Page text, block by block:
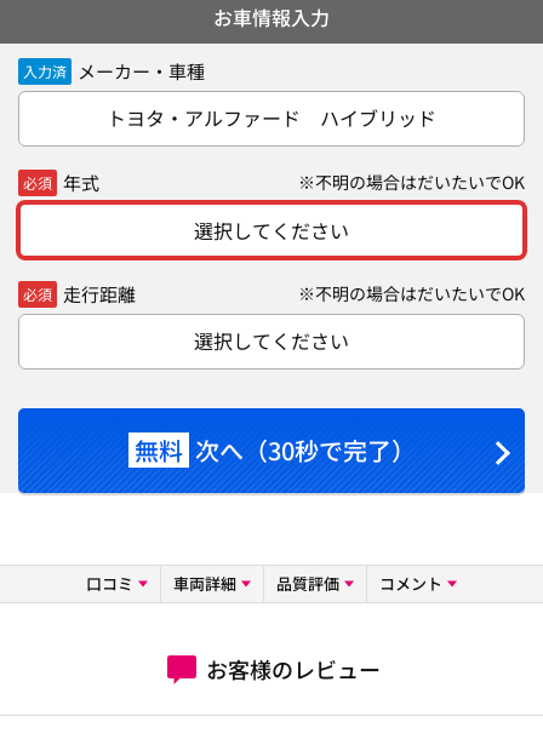
お車情報入力
入力済 メーカー・車種
トヨタ・アルファード ハイブリッド
必須 年式 ※不明の場合はだいたいでOK
選択してください
必須 走行距離 ※不明の場合はだいたいでOK
選択してください
無料 次へ（30秒で完了）
口コミ 車両詳細 品質評価 コメント
お客様のレビュー